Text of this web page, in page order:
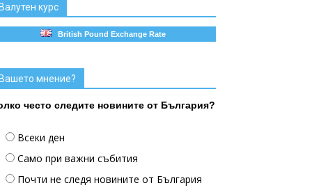
курс
British Pound Exchange Rate
мнение?
често следите новините от България?
Всеки ден
Само при важни събития
Почти не следя новините от България